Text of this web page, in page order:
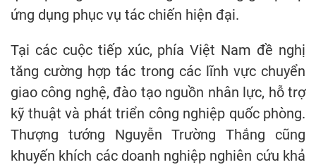
ứng dụng phục vụ tác chiến hiện đại.
Tại các cuộc tiếp xúc, phía Việt Nam đề nghị
tăng cường hợp tác trong các lĩnh vực chuyển
giao công nghệ, đào tạo nguồn nhân lực, hỗ trợ
kỹ thuật và phát triển công nghiệp quốc phòng.
Thượng tướng Nguyễn Trường Thắng cũng
khuyến khích các doanh nghiệp nghiên cứu khả